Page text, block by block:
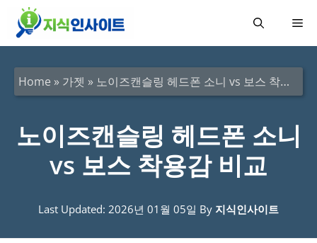
메
Home » 가젯 » 노이즈캔슬링 헤드폰 소니 vs 보스 착용감 비교
노이즈캔슬링 헤드폰 소니
vs 보스 착용감 비교
Last Updated: 2026년 01월 05일 By 지식인사이트